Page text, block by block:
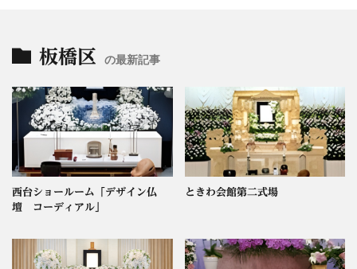
板橋区 の最新記事
西台ショールーム「デザイン仏
壇 コーディアル」
ときわ会館第二式場